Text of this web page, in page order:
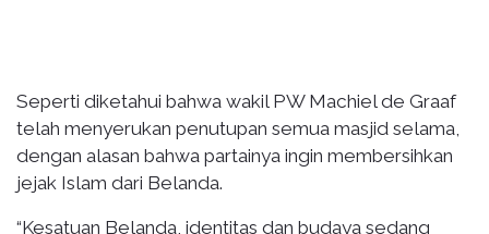
Seperti diketahui bahwa wakil PW Machiel de Graaf
telah menyerukan penutupan semua masjid selama,
dengan alasan bahwa partainya ingin membersihkan
jejak Islam dari Belanda.
“Kesatuan Belanda, identitas dan budaya sedang